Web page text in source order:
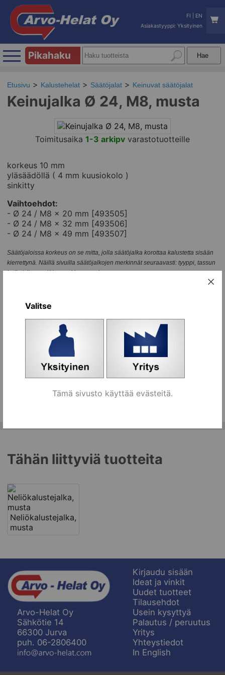
FI
EN
Asiakastyyppi: Yksityinen
Pikahaku
Etusivu Kalustehelat Säätöjalat Keinuvat säätöjalat
Keinujalka Ø 24, M8, musta
korkeus 10 mm
yläsäädöllä ( 4 mm kuusiokolo )
sinkitty
Vaihtoehdot:
- Ø 24 / M8 x 20 mm [493505]
- Ø 24 / M8 x 32 mm [493506]
- Ø 24 / M8 x 49 mm [493507]
Säätöjaloissa korkeus on se mitta, jolla säätöjalka korottaa kalustetta sisään
kierrettynä. Näillä sivuilla säätöjalkojen merkinnät seuraavasti: tyyppi, tassun
halkaisija mm / kierre x kierteen pituus mm
Toimitusaika 1-3 arkipv varastotuotteille
Nimi
Ø 24 / M8x20 mm [493505]
kpl
Ø 24 / M8x32 mm [493506] kpl
Ø 24 / M8x49 mm [493507] kpl
Tähän liittyviä tuotteita
Neliökalustejalka,
musta
Arvo-Helat Oy
Sähkötie 14
66300 Jurva
puh. 06-2806400
Kirjaudu sisään
Ideat ja vinkit
Uudet tuotteet
Tilausehdot
Usein kysyttyä
Palautus / peruutus
Yritys
Yhteystiedot
In English
Valitse
Tämä sivusto käyttää evästeitä.